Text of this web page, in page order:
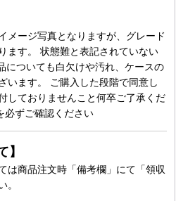
メージ写真となりますが、グレード
ます。 状態難と表記されていない
についても白欠けや汚れ、ケースの
います。 ご購入した段階で同意し
しておりませんこと何卒ご了承くだ
必ずご確認ください
】
は商品注文時「備考欄」にて「領収
。